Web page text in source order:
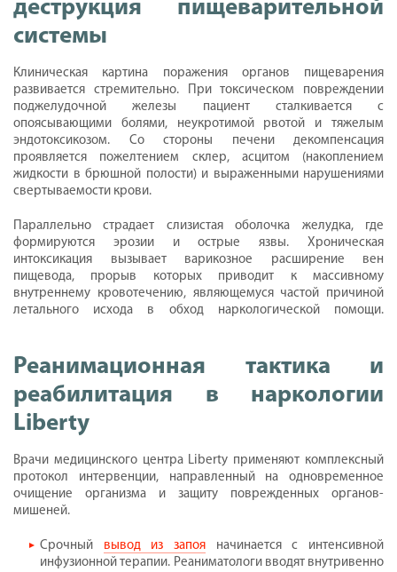
деструкция пищеварительной
системы
Клиническая картина поражения органов пищеварения
развивается стремительно. При токсическом повреждении
поджелудочной железы пациент сталкивается с
опоясывающими болями, неукротимой рвотой и тяжелым
эндотоксикозом. Со стороны печени декомпенсация
проявляется пожелтением склер, асцитом (накоплением
жидкости в брюшной полости) и выраженными нарушениями
свертываемости крови.
Параллельно страдает слизистая оболочка желудка, где
формируются эрозии и острые язвы. Хроническая
интоксикация вызывает варикозное расширение вен
пищевода, прорыв которых приводит к массивному
внутреннему кровотечению, являющемуся частой причиной
летального исхода в обход наркологической помощи.
Реанимационная тактика и
реабилитация в наркологии
Liberty
Врачи медицинского центра Liberty применяют комплексный
протокол интервенции, направленный на одновременное
очищение организма и защиту поврежденных органов-
мишеней.
Срочный вывод из запоя начинается с интенсивной
инфузионной терапии. Реаниматологи вводят внутривенно